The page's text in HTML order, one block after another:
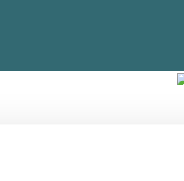
en 12 km van het